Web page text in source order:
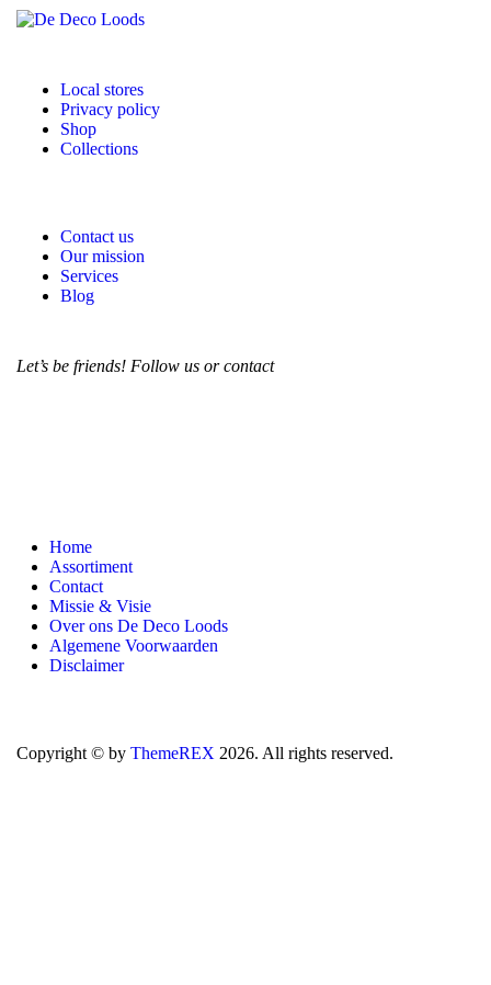
Local stores
Privacy policy
Shop
Collections
Contact us
Our mission
Services
Blog
Let’s be friends! Follow us or contact
Home
Assortiment
Contact
Missie & Visie
Over ons De Deco Loods
Algemene Voorwaarden
Disclaimer
Copyright © by ThemeREX 2026. All rights reserved.